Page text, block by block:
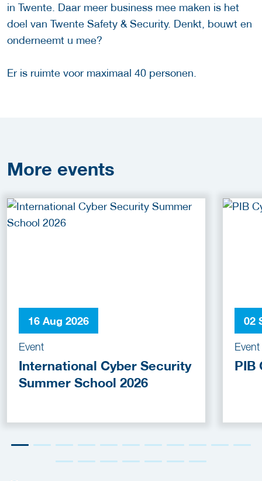
in Twente. Daar meer business mee maken is het
doel van Twente Safety & Security. Denkt, bouwt en
onderneemt u mee?
Er is ruimte voor maximaal 40 personen.
More events
16 Aug 2026
Event
International Cyber Security
Summer School 2026
02
Event
PIB